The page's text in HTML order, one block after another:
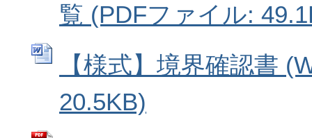
覧 (PDFファイル:
【様式】境界確認書
20.5KB)